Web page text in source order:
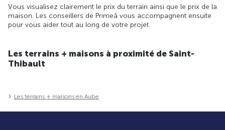
Vous visualisez clairement le prix du terrain ainsi que le prix de la
maison. Les conseillers de Primeâ vous accompagnent ensuite
pour vous aider tout au long de votre projet.
Les terrains + maisons à proximité de Saint-
Thibault
Les terrains + maisons en Aube